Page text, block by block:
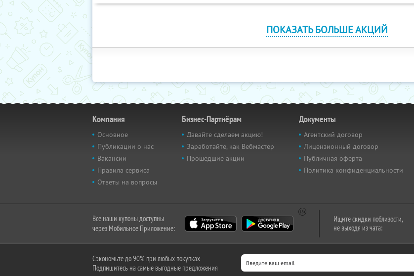
ПОКАЗАТЬ БОЛЬШЕ АКЦИЙ
Компания
Основное
Публикации о нас
Вакансии
Правила сервиса
Ответы на вопросы
Бизнес-Партнёрам
Давайте сделаем акцию!
Заработайте, как Вебмастер
Прошедшие акции
Документы
Агентский договор
Лицензионный договор
Публичная оферта
Политика конфиденциальности
Все наши купоны доступны
через Мобильное Приложение:
Ищите скидки поблизости,
не выходя из чата:
Сэкономьте до 90% при любых покупках
Подпишитесь на самые выгодные предложения